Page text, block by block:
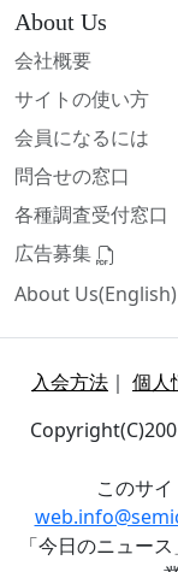
About Us
会社概要
サイトの使い方
会員になるには
問合せの窓口
各種調査受付窓口
広告募集
About Us(English)
入会方法 ｜ 個人
このサ
「今日のニュー